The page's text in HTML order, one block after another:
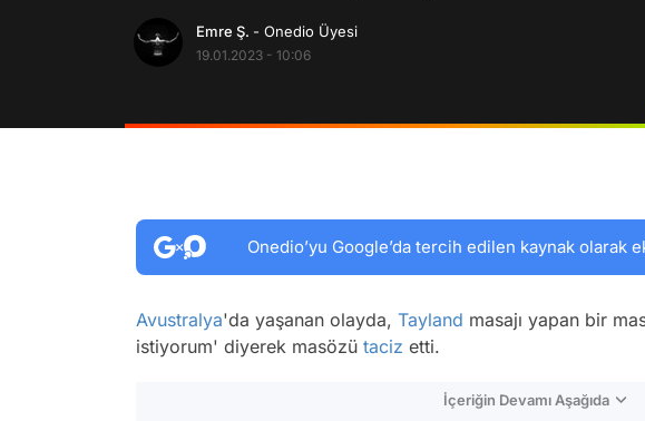
Emre Ş. - Onedio Üyesi
19.01.2023 - 10:06
Onedio’yu Google’da tercih edilen kaynak olarak
Avustralya'da yaşanan olayda, Tayland masajı yapan bir
istiyorum' diyerek masözü taciz etti.
İçeriğin Devamı Aşağıda